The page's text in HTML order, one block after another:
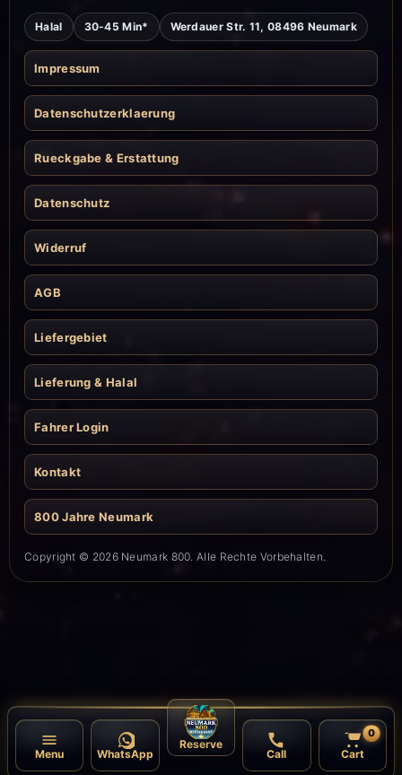
Menu WhatsApp
Reserve
Call Cart
0
Halal 30-45 Min* Werdauer Str. 11, 08496 Neumark
Impressum
Datenschutzerklaerung
Rueckgabe & Erstattung
Datenschutz
Widerruf
AGB
Liefergebiet
Lieferung & Halal
Fahrer Login
Kontakt
800 Jahre Neumark
Copyright © 2026 Neumark 800. Alle Rechte Vorbehalten.